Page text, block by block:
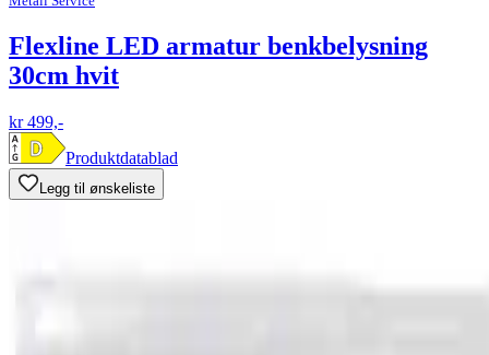
Flexline LED armatur benkbelysning
30cm hvit
kr 499,-
Produktdatablad
Legg til ønskeliste